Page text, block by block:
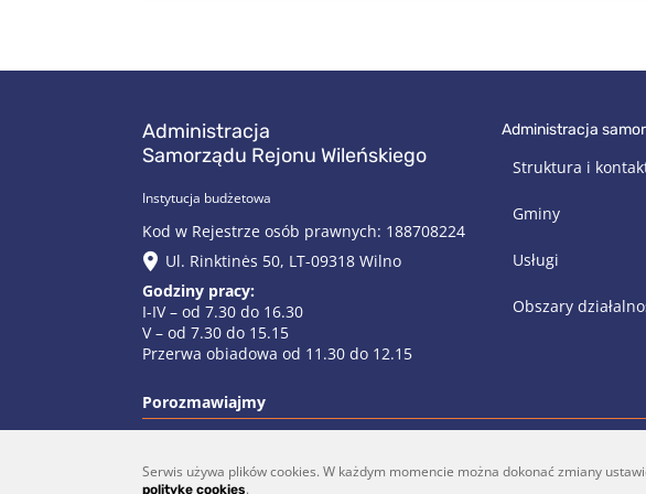
Administracja
Samorządu Rejonu Wileńskiego
Instytucja budżetowa
Kod w Rejestrze osób prawnych: 188708224
Ul. Rinktinės 50, LT-09318 Wilno
Godziny pracy:
I-IV – od 7.30 do 16.30
V – od 7.30 do 15.15
Przerwa obiadowa od 11.30 do 12.15
administracja
Struktura i
Gminy
Usługi
Obszary
Porozmawiajmy
(0 5)  275 1990 vrsa@vrsa.lt
Serwis używa plików cookies. W każdym momencie można dokonać zmiany
politykę cookies.